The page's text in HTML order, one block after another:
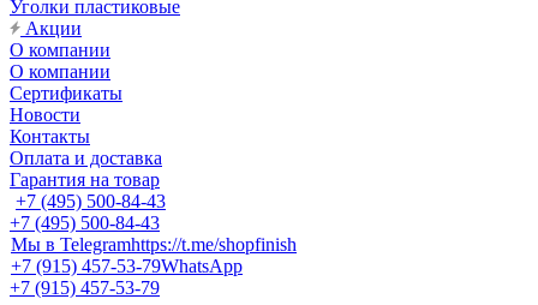
Уголки пластиковые
Акции
О компании
О компании
Сертификаты
Новости
Контакты
Оплата и доставка
Гарантия на товар
+7 (495) 500-84-43
+7 (495) 500-84-43
Мы в Telegramhttps://t.me/shopfinish
+7 (915) 457-53-79WhatsApp
+7 (915) 457-53-79